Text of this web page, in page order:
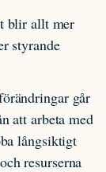
blir allt mer
styrande
går
att arbeta med
långsiktigt
resurserna